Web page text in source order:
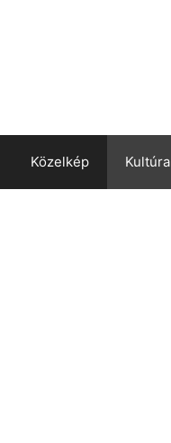
Közelkép Kultúra